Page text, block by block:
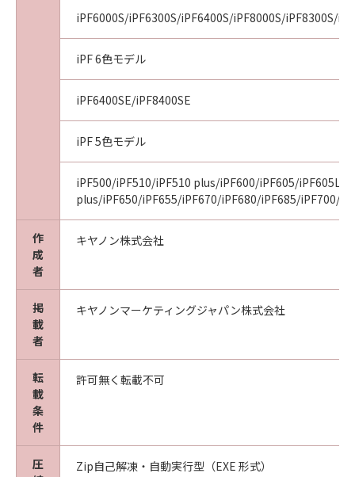
Consistent with 48 C.F.R. 12.212 and 48 C.F.R.
227.7202-1 through 227.7202-4 (June 1995),
the Software with only those rights set forth
herein. Manufacturer is Canon Inc./30-2,
Shimomaruko 3-chome, Ohta-ku, Tokyo 146-
8501, Japan.
本条において、"the Software"という語は、本
契約における「本ソフトウエア」を意味するも
のとします。
以上
キヤノン株式会社
iPF6000S/iPF6300S/iPF6400S/iPF8000S/iPF8300S/
iPF 6色モデル
iPF6400SE/iPF8400SE
iPF 5色モデル
iPF500/iPF510/iPF510 plus/iPF600/iPF605/iPF605L/
plus/iPF650/iPF655/iPF670/iPF680/iPF685/iPF700/
作
成
者
キヤノン株式会社
掲
載
者
キヤノンマーケティングジャパン株式会社
転
載
条
件
許可無く転載不可
圧
Zip自己解凍・自動実行型（EXE 形式）